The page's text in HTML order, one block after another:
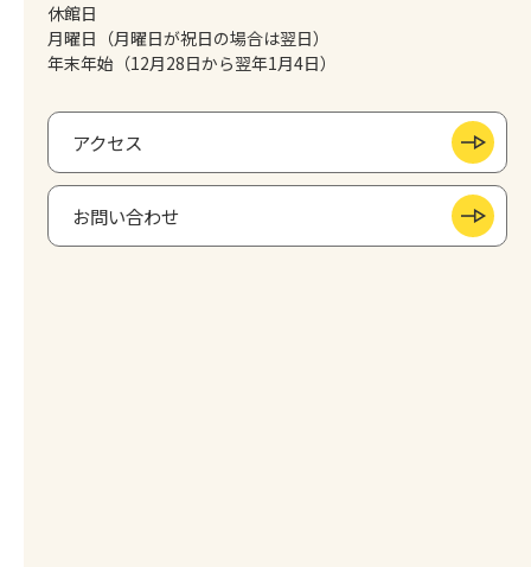
休館日
月曜日（月曜日が祝日の場合は翌日）
年末年始（12月28日から翌年1月4日）
アクセス
お問い合わせ